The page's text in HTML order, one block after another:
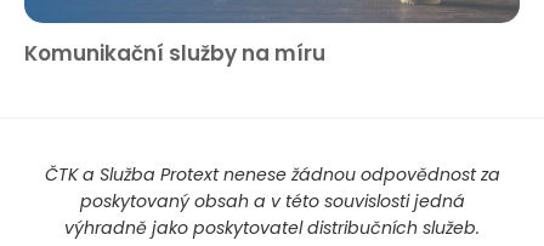
Komunikační služby na míru
ČTK a Služba Protext nenese žádnou odpovědnost za
poskytovaný obsah a v této souvislosti jedná
výhradně jako poskytovatel distribučních služeb.